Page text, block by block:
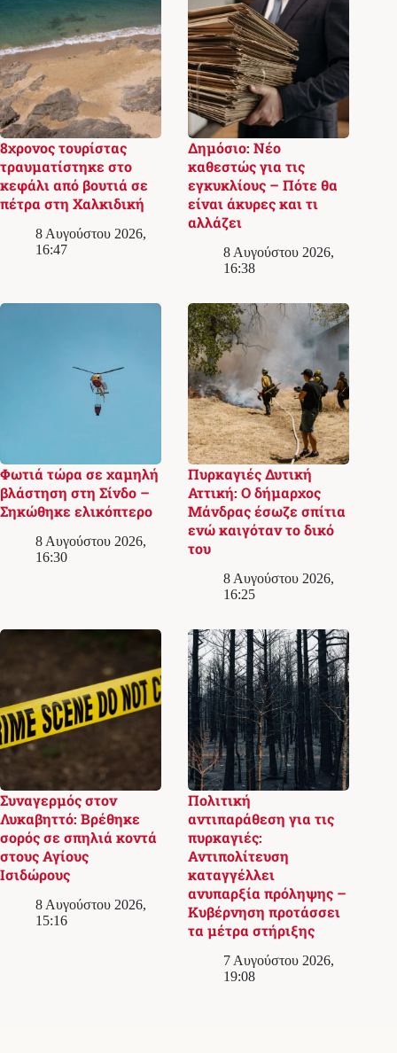
8χρονος τουρίστας
τραυματίστηκε στο
κεφάλι από βουτιά σε
πέτρα στη Χαλκιδική
8 Αυγούστου 2026,
16:47
Δημόσιο: Νέο
καθεστώς για τις
εγκυκλίους – Πότε θα
είναι άκυρες και τι
αλλάζει
8 Αυγούστου 2026,
16:38
Φωτιά τώρα σε χαμηλή
βλάστηση στη Σίνδο –
Σηκώθηκε ελικόπτερο
8 Αυγούστου 2026,
16:30
Πυρκαγιές Δυτική
Αττική: Ο δήμαρχος
Μάνδρας έσωζε σπίτια
ενώ καιγόταν το δικό
του
8 Αυγούστου 2026,
16:25
Συναγερμός στον
Λυκαβηττό: Βρέθηκε
σορός σε σπηλιά κοντά
στους Αγίους
Ισιδώρους
8 Αυγούστου 2026,
15:16
Πολιτική
αντιπαράθεση για τις
πυρκαγιές:
Αντιπολίτευση
καταγγέλλει
ανυπαρξία πρόληψης –
Κυβέρνηση προτάσσει
τα μέτρα στήριξης
7 Αυγούστου 2026,
19:08